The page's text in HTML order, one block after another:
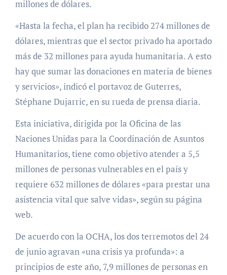
millones de dólares.
«Hasta la fecha, el plan ha recibido 274 millones de
dólares, mientras que el sector privado ha aportado
más de 32 millones para ayuda humanitaria. A esto
hay que sumar las donaciones en materia de bienes
y servicios», indicó el portavoz de Guterres,
Stéphane Dujarric, en su rueda de prensa diaria.
Esta iniciativa, dirigida por la Oficina de las
Naciones Unidas para la Coordinación de Asuntos
Humanitarios, tiene como objetivo atender a 5,5
millones de personas vulnerables en el país y
requiere 632 millones de dólares «para prestar una
asistencia vital que salve vidas», según su página
web.
De acuerdo con la OCHA, los dos terremotos del 24
de junio agravan «una crisis ya profunda»: a
principios de este año, 7,9 millones de personas en